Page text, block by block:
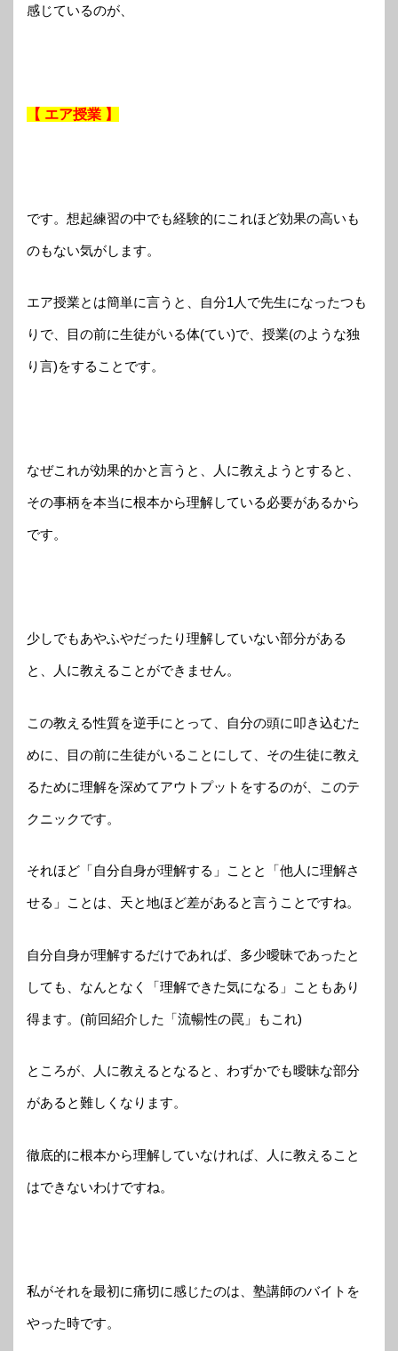
感じているのが、
【 エア授業 】
です。想起練習の中でも経験的にこれほど効果の高いも
のもない気がします。
エア授業とは簡単に言うと、自分1人で先生になったつも
りで、目の前に生徒がいる体(てい)で、授業(のような独
り言)をすることです。
なぜこれが効果的かと言うと、人に教えようとすると、
その事柄を本当に根本から理解している必要があるから
です。
少しでもあやふやだったり理解していない部分がある
と、人に教えることができません。
この教える性質を逆手にとって、自分の頭に叩き込むた
めに、目の前に生徒がいることにして、その生徒に教え
るために理解を深めてアウトプットをするのが、このテ
クニックです。
それほど「自分自身が理解する」ことと「他人に理解さ
せる」ことは、天と地ほど差があると言うことですね。
自分自身が理解するだけであれば、多少曖昧であったと
しても、なんとなく「理解できた気になる」こともあり
得ます。(前回紹介した「流暢性の罠」もこれ)
ところが、人に教えるとなると、わずかでも曖昧な部分
があると難しくなります。
徹底的に根本から理解していなければ、人に教えること
はできないわけですね。
私がそれを最初に痛切に感じたのは、塾講師のバイトを
やった時です。